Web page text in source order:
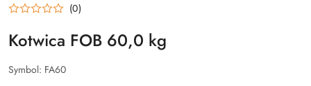
(0)
Kotwica FOB 60,0 kg
Symbol: FA60